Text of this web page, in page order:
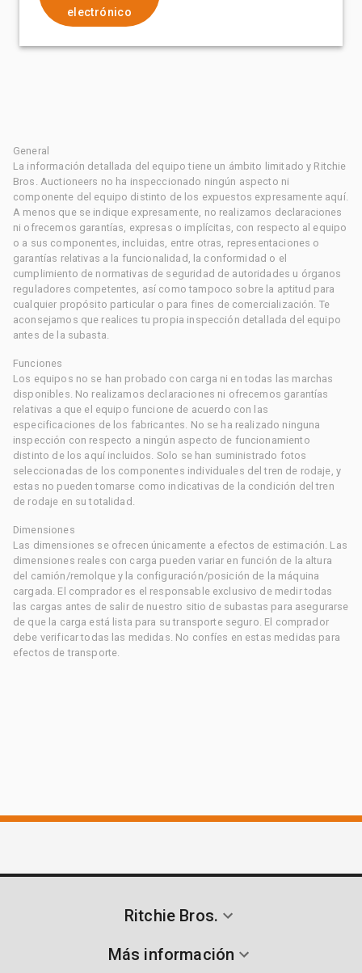
electrónico
General
La información detallada del equipo tiene un ámbito limitado y Ritchie
Bros. Auctioneers no ha inspeccionado ningún aspecto ni
componente del equipo distinto de los expuestos expresamente aquí.
A menos que se indique expresamente, no realizamos declaraciones
ni ofrecemos garantías, expresas o implícitas, con respecto al equipo
o a sus componentes, incluidas, entre otras, representaciones o
garantías relativas a la funcionalidad, la conformidad o el
cumplimiento de normativas de seguridad de autoridades u órganos
reguladores competentes, así como tampoco sobre la aptitud para
cualquier propósito particular o para fines de comercialización. Te
aconsejamos que realices tu propia inspección detallada del equipo
antes de la subasta.
Funciones
Los equipos no se han probado con carga ni en todas las marchas
disponibles. No realizamos declaraciones ni ofrecemos garantías
relativas a que el equipo funcione de acuerdo con las
especificaciones de los fabricantes. No se ha realizado ninguna
inspección con respecto a ningún aspecto de funcionamiento
distinto de los aquí incluidos. Solo se han suministrado fotos
seleccionadas de los componentes individuales del tren de rodaje, y
estas no pueden tomarse como indicativas de la condición del tren
de rodaje en su totalidad.
Dimensiones
Las dimensiones se ofrecen únicamente a efectos de estimación. Las
dimensiones reales con carga pueden variar en función de la altura
del camión/remolque y la configuración/posición de la máquina
cargada. El comprador es el responsable exclusivo de medir todas
las cargas antes de salir de nuestro sitio de subastas para asegurarse
de que la carga está lista para su transporte seguro. El comprador
debe verificar todas las medidas. No confíes en estas medidas para
efectos de transporte.
Ritchie Bros.
Más información